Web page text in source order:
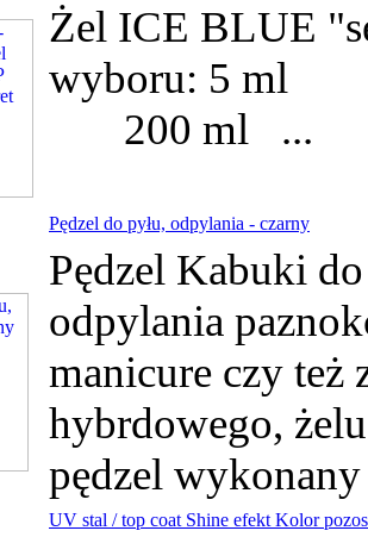
Żel ICE BLUE
wyboru: 5
200 ml ...
Pędzel do pyłu, odpylania - czarny
Pędzel Kabuki
odpylania
manicure czy też
hybrdowego,
pędzel
UV stal / top coat Shine efekt Kolor